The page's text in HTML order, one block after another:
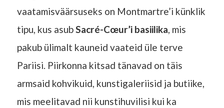
vaatamisväärsuseks on Montmartre’i künklik
tipu, kus asubSacré-Cœur’i basiilika, mis
pakub ülimalt kauneid vaateid üle terve
Pariisi. Piirkonna kitsad tänavad on täis
armsaid kohvikuid, kunstigaleriisid ja butiike,
mis meelitavad nii kunstihuvilisi kui ka